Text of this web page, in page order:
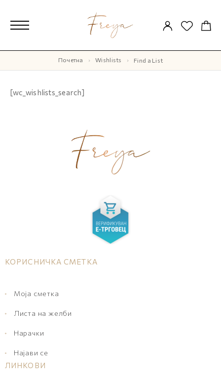
Почетна Wishlists Find a List
[wc_wishlists_search]
КОРИСНИЧКА СМЕТКА
Моја сметка
Листа на желби
Нарачки
Најави се
ЛИНКОВИ